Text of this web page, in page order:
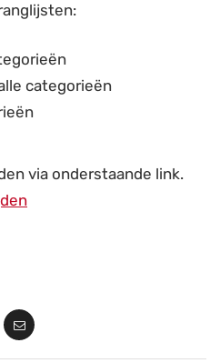
categorieën
via onderstaande link.